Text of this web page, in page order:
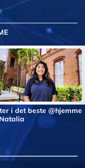
i det beste @hjemme